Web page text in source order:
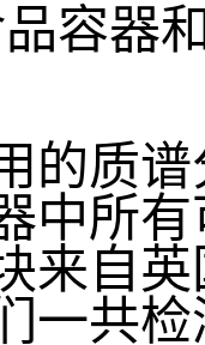
容器
的质
中所
来自
一共